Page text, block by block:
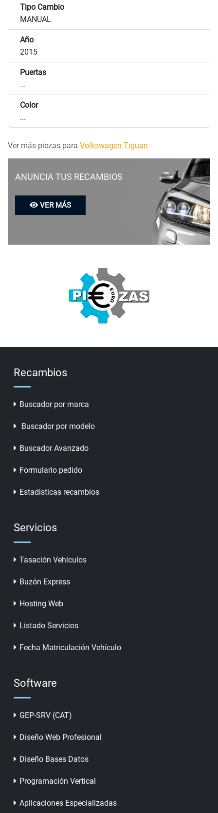
Tipo Cambio
MANUAL
Año
2015
Puertas
...
Color
...
Ver más piezas para Volkswagen Tiguan
ANUNCIA TUS RECAMBIOS
VER MÁS
Recambios
Buscador por marca
Buscador por modelo
Buscador Avanzado
Formulario pedido
Estadisticas recambios
Servicios
Tasación Vehículos
Buzón Express
Hosting Web
Listado Servicios
Fecha Matriculación Vehículo
Software
GEP-SRV (CAT)
Diseño Web Profesional
Diseño Bases Datos
Programación Vertical
Aplicaciones Especializadas